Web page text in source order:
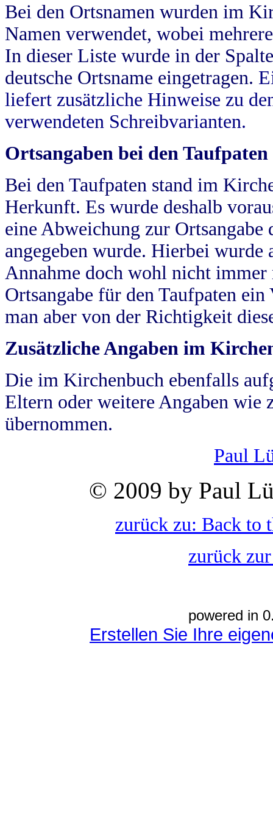
Bei den Ortsnamen wurden im
Namen verwendet, wobei
In dieser Liste wurde in der
deutsche Ortsname eingetragen.
liefert zusätzliche Hinweise zu
verwendeten Schreibvarianten.
Ortsangaben bei den Taufpaten
Bei den Taufpaten stand im
Herkunft. Es wurde deshalb
eine Abweichung zur
angegeben wurde. Hierbei wurde
Annahme doch wohl nicht
Ortsangabe für den Taufpaten
man aber von der Richtigkeit
Zusätzliche Angaben im
Die im Kirchenbuch ebenfalls
Eltern oder weitere Angaben wie
übernommen.
Paul
© 2009 by Paul
zurück zu: Back to
zurück
powered in
Erstellen Sie Ihre